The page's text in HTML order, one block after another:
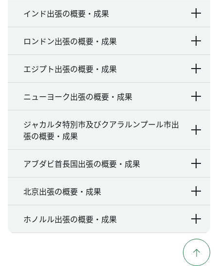
インド出張の概要・成果
ロンドン出張の概要・成果
エジプト出張の概要・成果
ニューヨーク出張の概要・成果
ジャカルタ特別市及びクアラルンプール市出
張の概要・成果
アブダビ首長国出張の概要・成果
北京出張の概要・成果
ホノルル出張の概要・成果